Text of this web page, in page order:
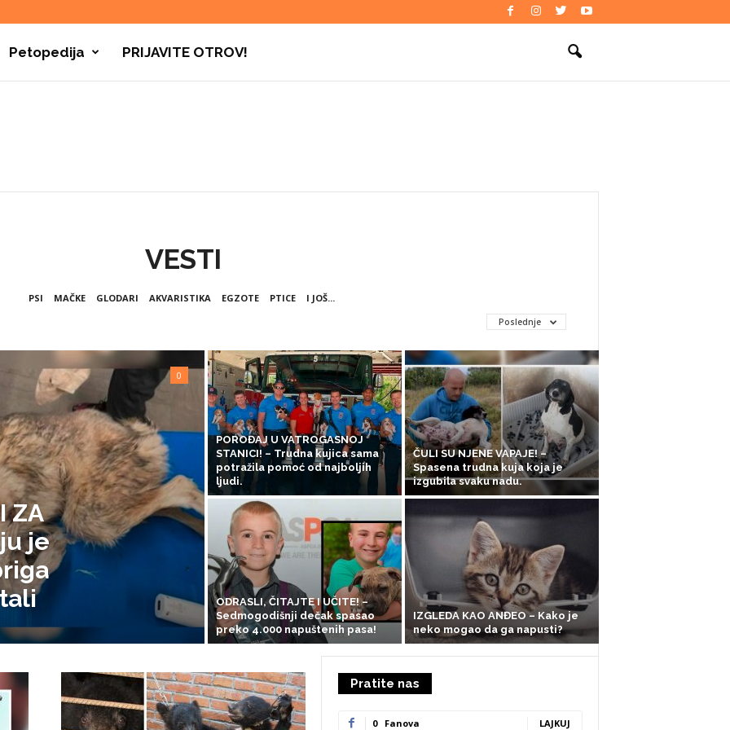
Petopedija PRIJAVITE OTROV!
Poslednje
VESTI
PSI MAČKE GLODARI AKVARISTIKA EGZOTE PTICE I JOŠ...
ZA
je
0
POROĐAJ U VATROGASNOJ
STANICI! – Trudna kujica sama
potražila pomoć od najboljih
ljudi.
ČULI SU NJENE VAPAJE! –
Spasena trudna kuja koja je
izgubila svaku nadu.
ODRASLI, ČITAJTE I UČITE! –
Sedmogodišnji dečak spasao
preko 4.000 napuštenih pasa!
IZGLEDA KAO ANĐEO – Kako je
neko mogao da ga napusti?
Pratite nas
0 Fanova LAJKUJ